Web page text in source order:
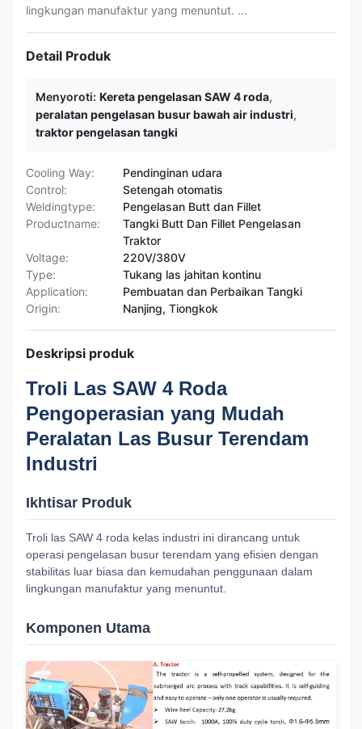
lingkungan manufaktur yang menuntut. ...
Detail Produk
Menyoroti: Kereta pengelasan SAW 4 roda,
peralatan pengelasan busur bawah air industri,
traktor pengelasan tangki
Cooling Way:
Pendinginan udara
Control:
Setengah otomatis
Weldingtype:
Pengelasan Butt dan Fillet
Productname:
Tangki Butt Dan Fillet Pengelasan
Traktor
Voltage:
220V/380V
Type:
Tukang las jahitan kontinu
Application:
Pembuatan dan Perbaikan Tangki
Origin:
Nanjing, Tiongkok
Deskripsi produk
Troli Las SAW 4 Roda
Pengoperasian yang Mudah
Peralatan Las Busur Terendam
Industri
Ikhtisar Produk
Troli las SAW 4 roda kelas industri ini dirancang untuk
operasi pengelasan busur terendam yang efisien dengan
stabilitas luar biasa dan kemudahan penggunaan dalam
lingkungan manufaktur yang menuntut.
Komponen Utama